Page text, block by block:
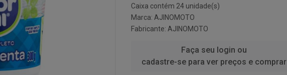
Caixa contém 24 unidade(s)
Marca: AJINOMOTO
Fabricante: AJINOMOTO
Faça seu login ou
cadastre-se para ver preços e comprar